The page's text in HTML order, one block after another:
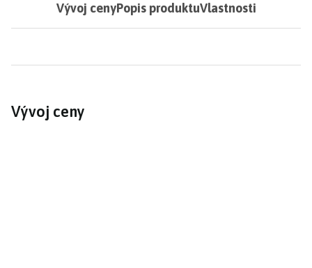
Vývoj cenyPopis produktuVlastnosti
Vývoj ceny